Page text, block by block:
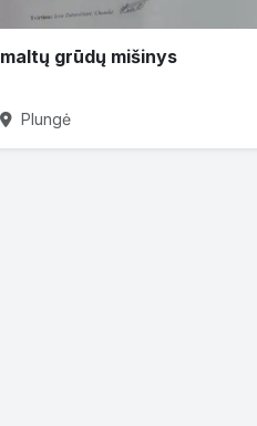
maltų grūdų mišinys
Plungė